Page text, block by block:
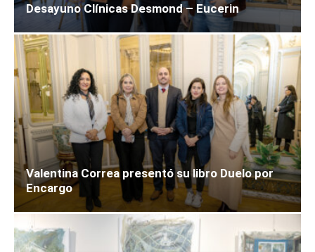
Desayuno Clínicas Desmond – Eucerin
Valentina Correa presentó su libro Duelo por
Encargo